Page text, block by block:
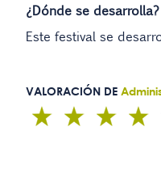
¿Dónde se desarrolla?
Este festival se
VALORACIÓN DE